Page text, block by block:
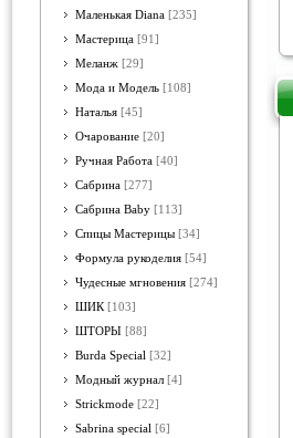
Маленькая Diana [235]
Мастерица [91]
Меланж [29]
Мода и Модель [108]
Наталья [45]
Очарование [20]
Ручная Работа [40]
Сабрина [277]
Сабрина Baby [113]
Спицы Мастерицы [34]
Формула рукоделия [54]
Чудесные мгновения [274]
ШИК [103]
ШТОРЫ [88]
Burda Special [32]
Модный журнал [4]
Strickmode [22]
Sabrina special [6]